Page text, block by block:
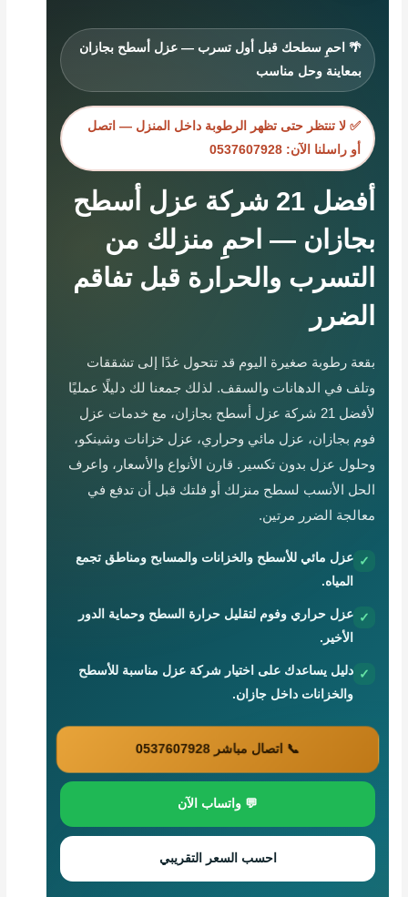
🌴 احمِ سطحك قبل أول تسرب — عزل أسطح بجازان
بمعاينة وحل مناسب
✅ لا تنتظر حتى تظهر الرطوبة داخل المنزل — اتصل
أو راسلنا الآن: 0537607928
أفضل 21 شركة عزل أسطح
بجازان — احمِ منزلك من
التسرب والحرارة قبل تفاقم
الضرر
بقعة رطوبة صغيرة اليوم قد تتحول غدًا إلى تشققات
وتلف في الدهانات والسقف. لذلك جمعنا لك دليلًا عمليًا
لأفضل 21 شركة عزل أسطح بجازان، مع خدمات عزل
فوم بجازان، عزل مائي وحراري، عزل خزانات وشينكو،
وحلول عزل بدون تكسير. قارن الأنواع والأسعار، واعرف
الحل الأنسب لسطح منزلك أو فلتك قبل أن تدفع في
معالجة الضرر مرتين.
✓ عزل مائي للأسطح والخزانات والمسابح ومناطق تجمع
المياه.
✓ عزل حراري وفوم لتقليل حرارة السطح وحماية الدور
الأخير.
✓ دليل يساعدك على اختيار شركة عزل مناسبة للأسطح
والخزانات داخل جازان.
📞 اتصال مباشر 0537607928
💬 واتساب الآن
احسب السعر التقريبي